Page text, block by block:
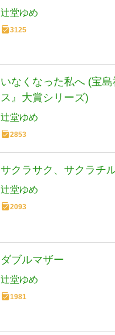
辻堂ゆめ
3125
いなくなった私へ (宝島
ス』大賞シリーズ)
辻堂ゆめ
2853
サクラサク、サクラチ
辻堂ゆめ
2093
ダブルマザー
辻堂ゆめ
1981